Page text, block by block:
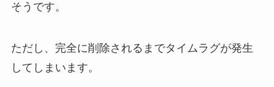
そうです。
ただし、完全に削除されるまでタイムラグが発生
してしまいます。